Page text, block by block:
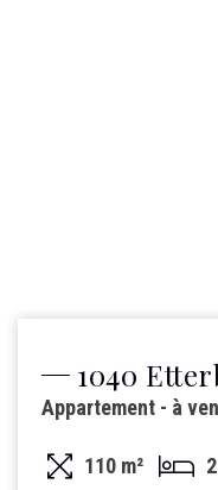
1040
Appartement - à
110 m² 2